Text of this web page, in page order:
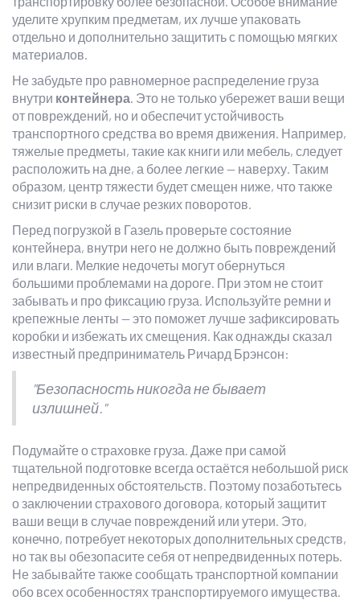
уделите хрупким предметам, их лучше упаковать
отдельно и дополнительно защитить с помощью мягких
материалов.
Не забудьте про равномерное распределение груза
внутри контейнера . Это не только убережет ваши вещи
от повреждений, но и обеспечит устойчивость
транспортного средства во время движения. Например,
тяжелые предметы, такие как книги или мебель, следует
расположить на дне, а более легкие — наверху. Таким
образом, центр тяжести будет смещен ниже, что также
снизит риски в случае резких поворотов.
Перед погрузкой в Газель проверьте состояние
контейнера, внутри него не должно быть повреждений
или влаги. Мелкие недочеты могут обернуться
большими проблемами на дороге. При этом не стоит
забывать и про фиксацию груза. Используйте ремни и
крепежные ленты — это поможет лучше зафиксировать
коробки и избежать их смещения. Как однажды сказал
известный предприниматель Ричард Брэнсон:
"Безопасность никогда не бывает
излишней."
Подумайте о страховке груза. Даже при самой
тщательной подготовке всегда остаётся небольшой риск
непредвиденных обстоятельств. Поэтому позаботьтесь
о заключении страхового договора, который защитит
ваши вещи в случае повреждений или утери. Это,
конечно, потребует некоторых дополнительных средств,
но так вы обезопасите себя от непредвиденных потерь.
Не забывайте также сообщать транспортной компании
обо всех особенностях транспортируемого имущества.